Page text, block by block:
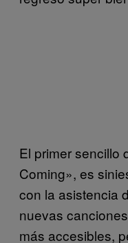
El primer sencillo
Coming», es
con la asistencia
nuevas
más accesibles,